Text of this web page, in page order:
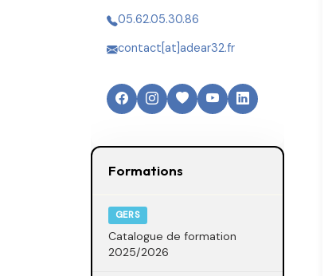
05.62.05.30.86
contact[at]adear32.fr
Formations
GERS
Catalogue de formation
2025/2026